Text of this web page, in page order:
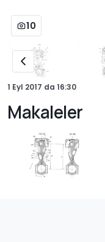
10
1 Eyl 2017 da 16:30
Makaleler